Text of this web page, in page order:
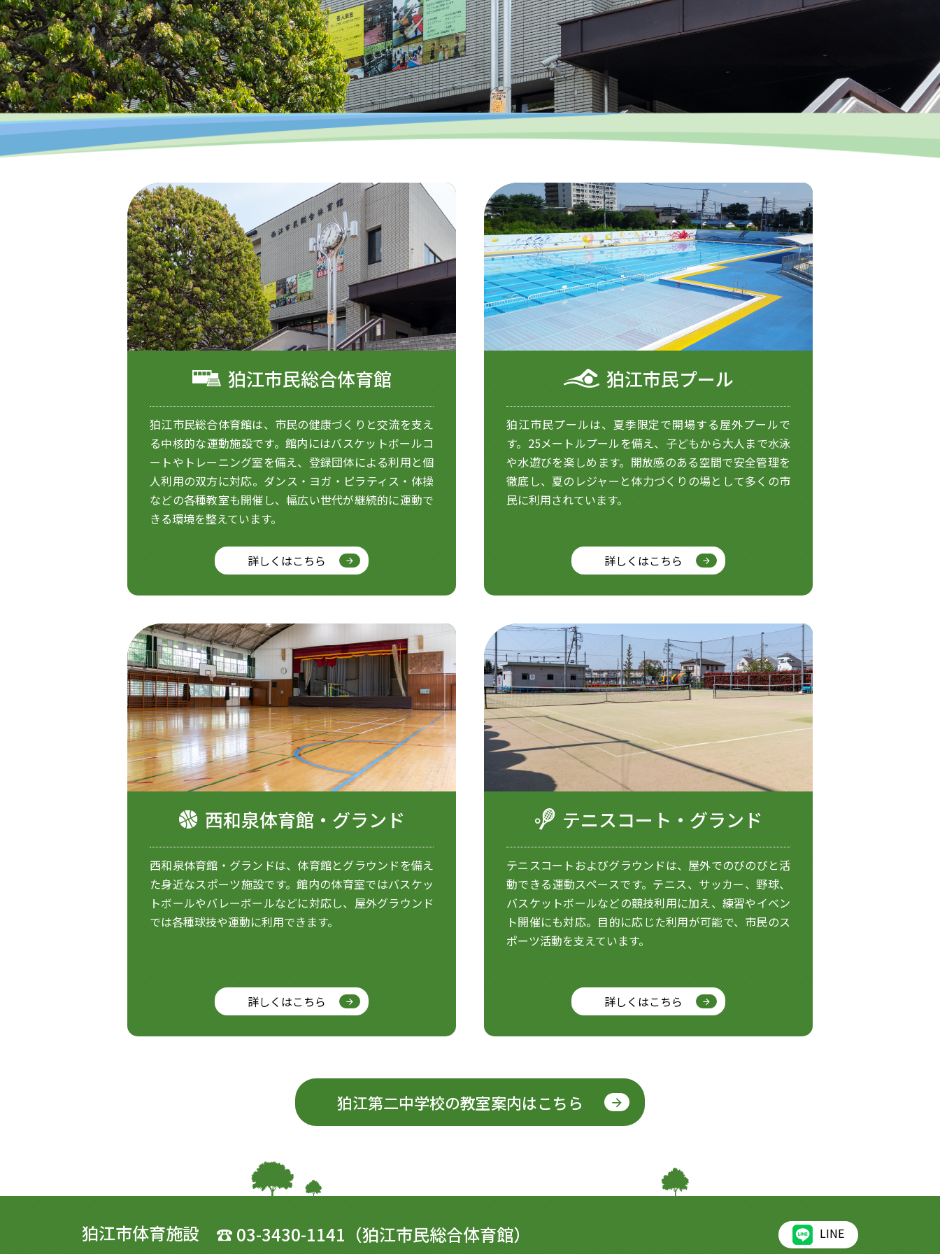
狛江市民総合体育館
狛江市民総合体育館は、市民の健康づくりと交流を支え
る中核的な運動施設です。館内にはバスケットボールコ
ートやトレーニング室を備え、登録団体による利用と個
人利用の双方に対応。ダンス・ヨガ・ピラティス・体操
などの各種教室も開催し、幅広い世代が継続的に運動で
きる環境を整えています。
詳しくはこちら
狛江市民プール
狛江市民プールは、夏季限定で開場する屋外プールで
す。25メートルプールを備え、子どもから大人まで水泳
や水遊びを楽しめます。開放感のある空間で安全管理を
徹底し、夏のレジャーと体力づくりの場として多くの市
民に利用されています。
詳しくはこちら
西和泉体育館・グランド
西和泉体育館・グランドは、体育館とグラウンドを備え
た身近なスポーツ施設です。館内の体育室ではバスケッ
トボールやバレーボールなどに対応し、屋外グラウンド
では各種球技や運動に利用できます。
詳しくはこちら
テニスコート・グランド
テニスコートおよびグラウンドは、屋外でのびのびと活
動できる運動スペースです。テニス、サッカー、野球、
バスケットボールなどの競技利用に加え、練習やイベン
ト開催にも対応。目的に応じた利用が可能で、市民のス
ポーツ活動を支えています。
詳しくはこちら
狛江第二中学校の教室案内はこちら
狛江市体育施設 ☎ 03-3430-1141 （狛江市民総合体育館） LINE